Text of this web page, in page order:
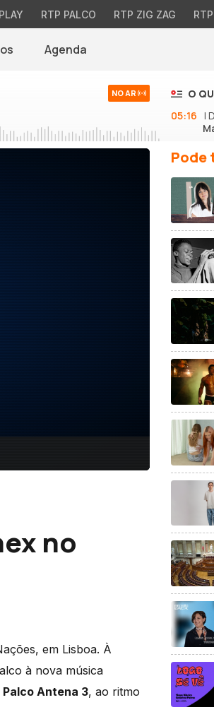
RTP PALCO RTP ZIG ZAG
Agenda
NO AR
O
05:16 I
no
em Lisboa. À
à nova música
Palco Antena 3, ao ritmo
Pode